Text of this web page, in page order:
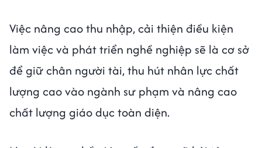
Việc nâng cao thu nhập, cải thiện điều kiện
làm việc và phát triển nghề nghiệp sẽ là cơ sở
để giữ chân người tài, thu hút nhân lực chất
lượng cao vào ngành sư phạm và nâng cao
chất lượng giáo dục toàn diện.